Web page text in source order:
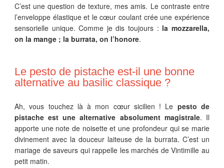
C’est une question de texture, mes amis. Le contraste entre
l’enveloppe élastique et le cœur coulant crée une expérience
sensorielle unique. Comme je dis toujours : la mozzarella,
on la mange ; la burrata, on l’honore.
Le pesto de pistache est-il une bonne
alternative au basilic classique ?
Ah, vous touchez là à mon cœur sicilien ! Le pesto de
pistache est une alternative absolument magistrale. Il
apporte une note de noisette et une profondeur qui se marie
divinement avec la douceur laiteuse de la burrata. C’est un
mariage de saveurs qui rappelle les marchés de Vintimille au
petit matin.